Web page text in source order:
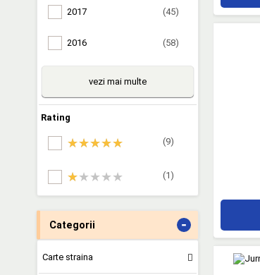
2017 (45)
2016 (58)
vezi mai multe
Rating
(9)
(1)
Categorii -
Carte straina